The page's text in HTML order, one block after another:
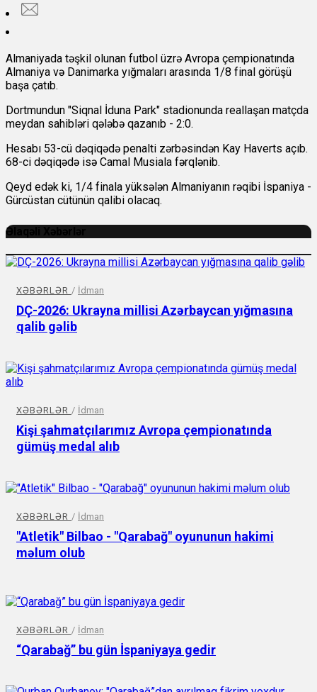
Almaniyada təşkil olunan futbol üzrə Avropa çempionatında
Almaniya və Danimarka yığmaları arasında 1/8 final görüşü
başa çatıb.
Dortmundun "Siqnal İduna Park" stadionunda reallaşan matçda
meydan sahibləri qələbə qazanıb - 2:0.
Hesabı 53-cü dəqiqədə penalti zərbəsindən Kay Haverts açıb.
68-ci dəqiqədə isə Camal Musiala fərqlənib.
Qeyd edək ki, 1/4 finala yüksələn Almaniyanın rəqibi İspaniya -
Gürcüstan cütünün qalibi olacaq.
Əlaqəli Xəbərlər
XƏBƏRLƏR / İdman
DÇ-2026: Ukrayna millisi Azərbaycan yığmasına
qalib gəlib
XƏBƏRLƏR / İdman
Kişi şahmatçılarımız Avropa çempionatında
gümüş medal alıb
XƏBƏRLƏR / İdman
"Atletik" Bilbao - "Qarabağ" oyununun hakimi
məlum olub
XƏBƏRLƏR / İdman
“Qarabağ” bu gün İspaniyaya gedir